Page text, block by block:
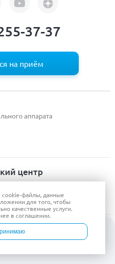
37-37
на приём
аппарата
центр
cookie-файлы, данные
для того, чтобы
качественные услуги.
в соглашении.